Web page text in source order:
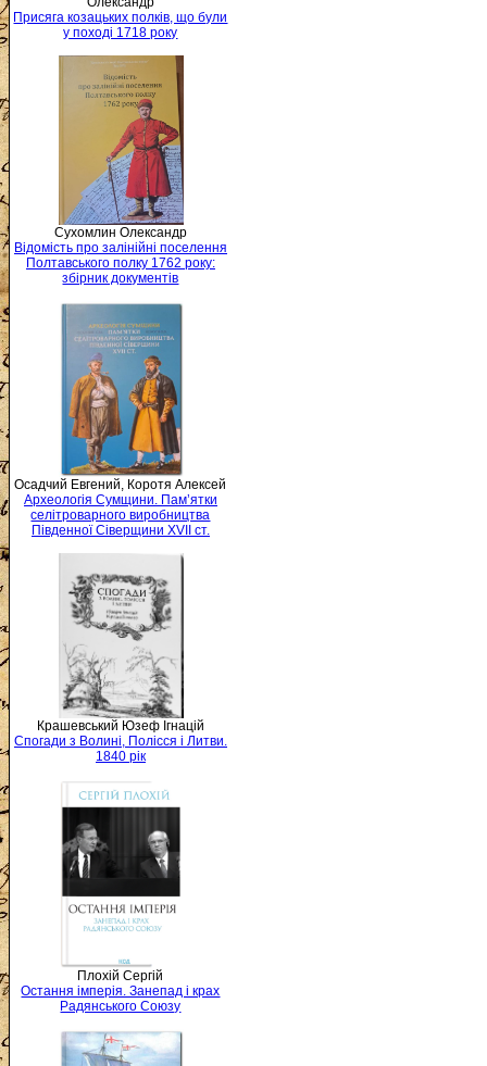
Присяга козацьких полків, що були
у поході 1718 року
Сухомлин Олександр
Відомість про залінійні поселення
Полтавського полку 1762 року:
збірник документів
Осадчий Евгений, Коротя Алексей
Археологія Сумщини. Пам’ятки
селітроварного виробництва
Південної Сіверщини XVII ст.
Крашевський Юзеф Ігнацій
Спогади з Волині, Полісся і Литви.
1840 рік
Плохій Сергій
Остання імперія. Занепад і крах
Радянського Союзу